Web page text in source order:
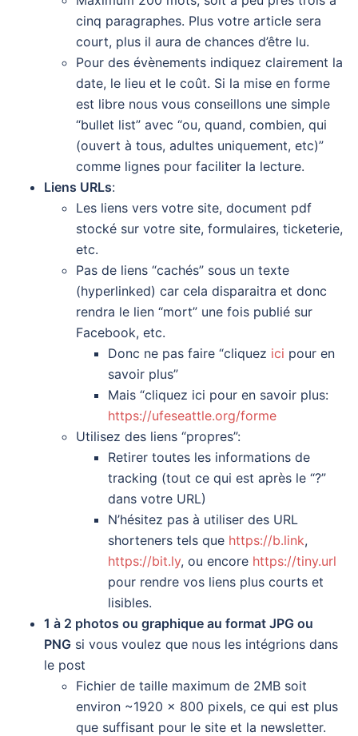
cinq paragraphes. Plus votre article sera
court, plus il aura de chances d’être lu.
Pour des évènements indiquez clairement la
date, le lieu et le coût. Si la mise en forme
est libre nous vous conseillons une simple
“bullet list” avec “ou, quand, combien, qui
(ouvert à tous, adultes uniquement, etc)”
comme lignes pour faciliter la lecture.
Liens URLs:
Les liens vers votre site, document pdf
stocké sur votre site, formulaires, ticketerie,
etc.
Pas de liens “cachés” sous un texte
(hyperlinked) car cela disparaitra et donc
rendra le lien “mort” une fois publié sur
Facebook, etc.
Donc ne pas faire “cliquez ici pour en
savoir plus”
Mais “cliquez ici pour en savoir plus:
https://ufeseattle.org/forme
Utilisez des liens “propres”:
Retirer toutes les informations de
tracking (tout ce qui est après le “?”
dans votre URL)
N’hésitez pas à utiliser des URL
shorteners tels que https://b.link,
https://bit.ly, ou encore https://tiny.url
pour rendre vos liens plus courts et
lisibles.
1 à 2 photos ou graphique au format JPG ou
PNG si vous voulez que nous les intégrions dans
le post
Fichier de taille maximum de 2MB soit
environ ~1920 x 800 pixels, ce qui est plus
que suffisant pour le site et la newsletter.